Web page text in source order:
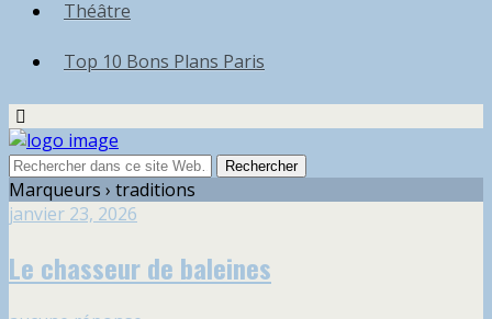
Théâtre
Top 10 Bons Plans Paris
Marqueurs › traditions
janvier 23, 2026
Le chasseur de baleines